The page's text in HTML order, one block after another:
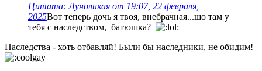
Цитата: Луноликая от 19:07, 22 февраля,
2025Вот теперь дочь я твоя, внебрачная...шо там у
тебя с наследством, батюшка?
Наследства - хоть отбавляй! Были бы наследники, не обидим!